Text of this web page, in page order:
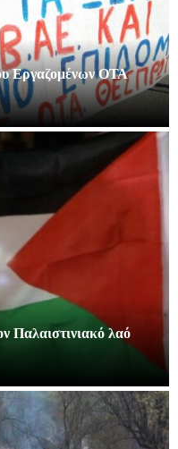
Εργαζομένων ΟΤΑ
Παλαιστινιακό λαό